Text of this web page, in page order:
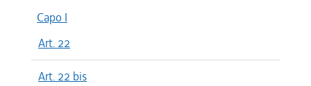
Capo I
Art. 22
Art. 22 bis